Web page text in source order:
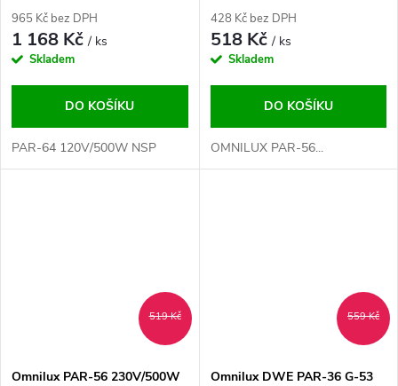
965 Kč bez DPH
1 168 Kč/ ks
Skladem
DO KOŠÍKU
PAR-64 120V/500W NSP
428 Kč bez DPH
518 Kč/ ks
Skladem
DO KOŠÍKU
OMNILUX PAR-56...
519 Kč
Omnilux PAR-56 230V/500W
559 Kč
Omnilux DWE PAR-36 G-53